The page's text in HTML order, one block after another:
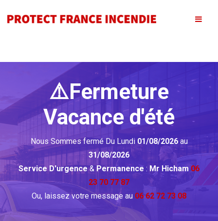
⚠️Fermeture
Vacance d'été
Nous Sommes fermé Du Lundi 01/08/2026au
31/08/2026
Service D'urgence&Permanence : Mr Hicham 06
23 70 77 87
Ou, laissez votre message au 06 62 72 73 08